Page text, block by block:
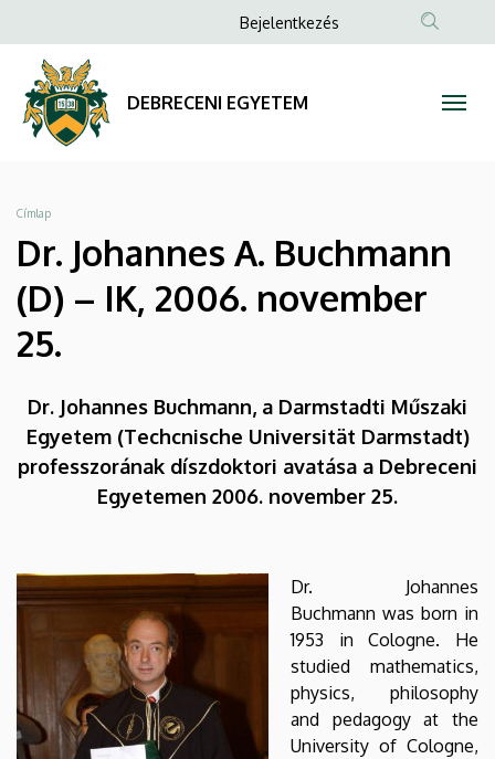
Johannes
A.
Buchmann
(D)
–
IK,
2006.
25.
DEBRECENI
EGYETEM
a
tartalomra
Anonim
menüje
Bejelentkezés
DEBRECENI EGYETEM
Morzsa
Címlap
Dr. Johannes A. Buchmann
(D) – IK, 2006. november
25.
Dr. Johannes Buchmann, a Darmstadti Műszaki
Egyetem (Techcnische Universität Darmstadt)
professzorának díszdoktori avatása a Debreceni
Egyetemen 2006. november 25.
Dr. Johannes
Buchmann was born in
1953 in Cologne. He
studied mathematics,
physics, philosophy
and pedagogy at the
University of Cologne,